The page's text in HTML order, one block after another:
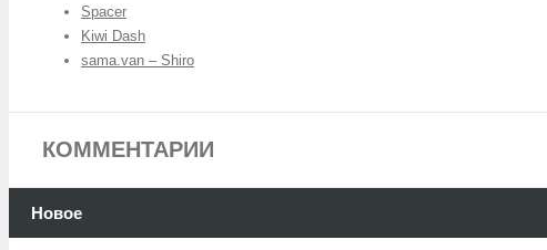
Spacer
Kiwi Dash
sama.van – Shiro
КОММЕНТАРИИ
Новое